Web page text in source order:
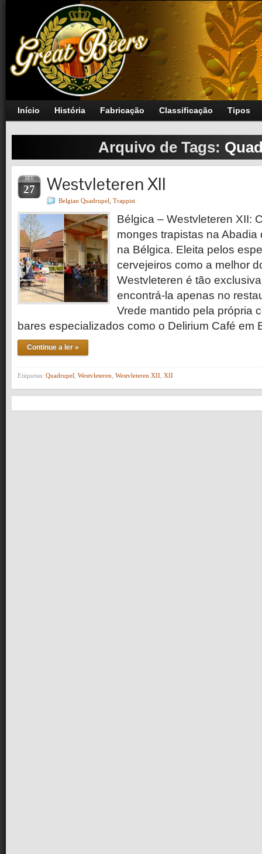
Início História Fabricação Classificação Tipos
Arquivo de Tags:
FEV
27 Westvleteren XII
Belgian Quadrupel Trappist
Bélgica – Westvleteren XII:
monges trapistas na Abadia
na Bélgica. Eleita pelos
cervejeiros como a melhor
Westvleteren é tão
encontrá-la apenas no
Vrede mantido pela própria
bares especializados como o Delirium Café em
Continue a ler »
Etiquetas: Quadrupel Westvleteren Westvleteren XII XII